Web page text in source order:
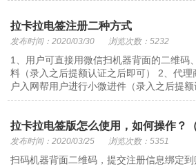
拉卡拉电签注册二种方式
发布时间：2020/03/30 浏览次数：5232
1、用户可直接用微信扫机器背面的二维码
料（录入之后提额认证之后即可） 2、代
户入网帮用户进行小微进件（录入之后提额
拉卡拉电签版怎么使用，如何操作？（
发布时间：2020/03/25 浏览次数：5351
扫码机器背面二维码，提交注册信息绑定